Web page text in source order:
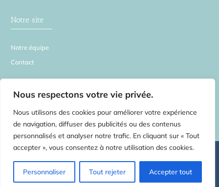
Nous respectons votre vie privée.
Nous utilisons des cookies pour améliorer votre expérience
de navigation, diffuser des publicités ou des contenus
personnalisés et analyser notre trafic. En cliquant sur « Tout
accepter », vous consentez à notre utilisation des cookies.
Personnaliser Tout rejeter Accepter tout
Notre site
Notre équipe
Contact
©2026 La Source en Soi – Tous droits réservés | Centre de médecines
Physiothérapie Ostéopathie Acupuncture Naturopathie Cours prénataux
méthode Bonapace | Une réalisation del’AgenceLB